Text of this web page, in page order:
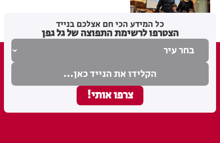
מערכת האתר 20.02.26
כל המידע הכי חם אצלכם בנייד
הצטרפו לרשימת התפוצה של גל גפן